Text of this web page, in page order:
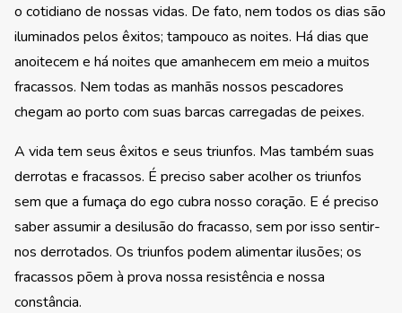
o cotidiano de nossas vidas. De fato, nem todos os dias são
iluminados pelos êxitos; tampouco as noites. Há dias que
anoitecem e há noites que amanhecem em meio a muitos
fracassos. Nem todas as manhãs nossos pescadores
chegam ao porto com suas barcas carregadas de peixes.
A vida tem seus êxitos e seus triunfos. Mas também suas
derrotas e fracassos. É preciso saber acolher os triunfos
sem que a fumaça do ego cubra nosso coração. E é preciso
saber assumir a desilusão do fracasso, sem por isso sentir-
nos derrotados. Os triunfos podem alimentar ilusões; os
fracassos põem à prova nossa resistência e nossa
constância.